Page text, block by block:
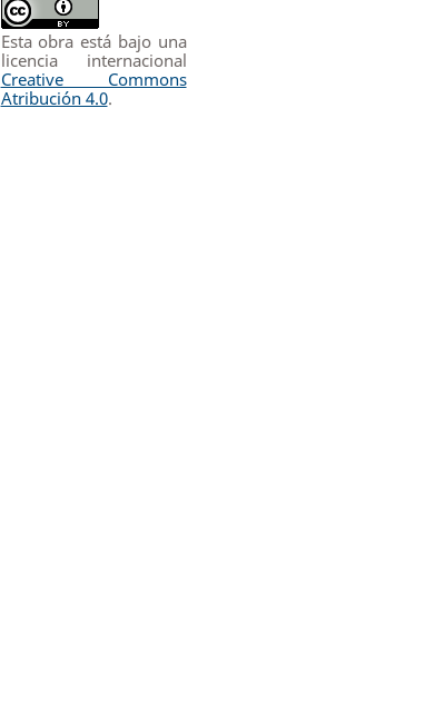
Esta obra está bajo una
licencia internacional
Creative Commons
Atribución 4.0.